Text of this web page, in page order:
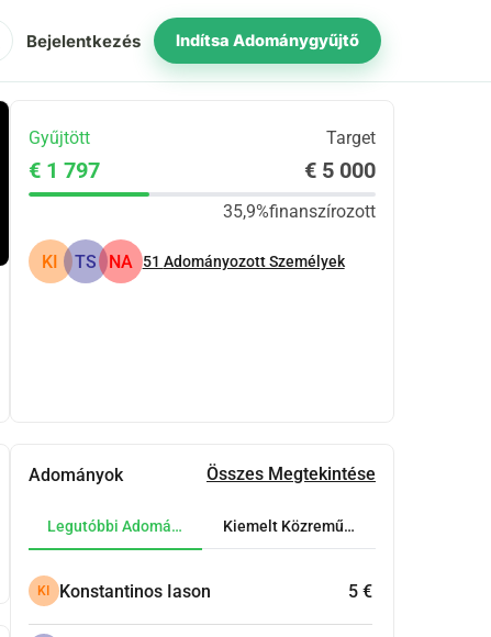
Bejelentkezés Indítsa Adománygyűjtő
Gyűjtött Target
€ 1 797 € 5 000
35,9%finanszírozott
KI TS NA 51 Adományozott Személyek
Adományok Összes Megtekintése
Legutóbbi Adományok Kiemelt Közreműködők
KI Konstantinos Iason 5 €